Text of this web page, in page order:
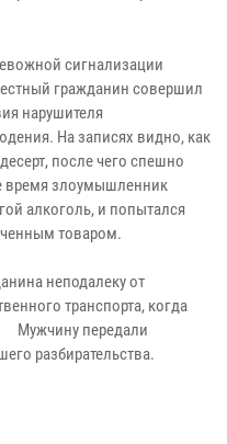
сигнализации
гражданин совершил
нарушителя
На записях видно, как
после чего спешно
время злоумышленник
алкоголь, и попытался
товаром.
неподалеку от
транспорта, когда
Мужчину передали
разбирательства.